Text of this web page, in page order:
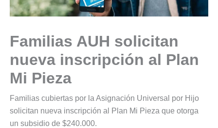
Familias AUH solicitan
nueva inscripción al Plan
Mi Pieza
Familias cubiertas por la Asignación Universal por Hijo
solicitan nueva inscripción al Plan Mi Pieza que otorga
un subsidio de $240.000.